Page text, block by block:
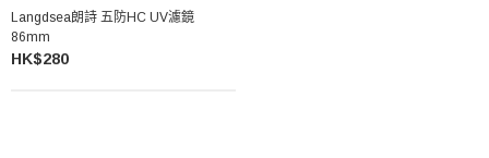
Langdsea朗詩 五防HC UV濾鏡
86mm
HK$280